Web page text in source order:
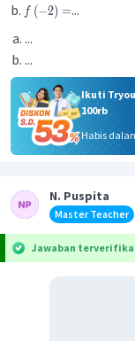
b. f (−2) =...
...
...
Ikuti
100rb
Habis
N. Puspita
Master Teacher
Jawaban